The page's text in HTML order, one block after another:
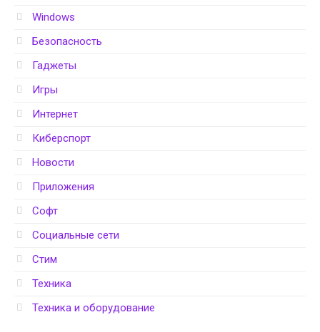
Windows
Безопасность
Гаджеты
Игры
Интернет
Киберспорт
Новости
Приложения
Софт
Социальные сети
Стим
Техника
Техника и оборудование